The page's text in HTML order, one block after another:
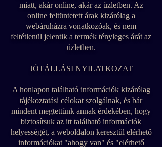
miatt, akár online, akár az üzletben. Az
online feltüntetett árak kizárólag a
webáruházra vonatkozóak, és nem
feltétlenül jelentik a termék tényleges árát az
üzletben.
JÓTÁLLÁSI NYILATKOZAT
A honlapon található információk kizárólag
tájékoztatási célokat szolgálnak, és bár
mindent megtettünk annak érdekében, hogy
biztosítsuk az itt található információk
helyességét, a weboldalon keresztül elérhető
információkat "ahogy van" és "elérhető